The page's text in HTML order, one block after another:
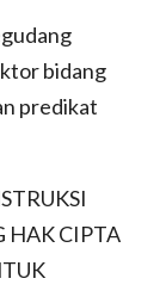
bidang
predikat
HAK CIPTA